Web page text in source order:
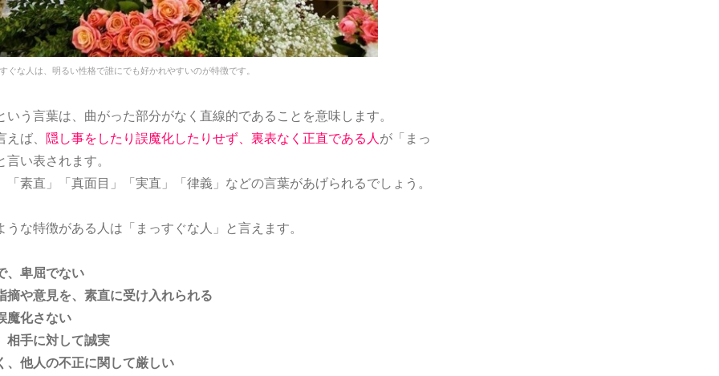
ぐな人は、明るい性格で誰にでも好かれやすいのが特徴です。
いう言葉は、曲がった部分がなく直線的であることを意味します。
ば、 隠し事をしたり誤魔化したりせず、裏表なく正直である人 が「まっ
言い表されます。
「素直」「真面目」「実直」「律義」などの言葉があげられるでしょう。
うな特徴がある人は「まっすぐな人」と言えます。
、卑屈でない
摘や意見を、素直に受け入れられる
魔化さない
相手に対して誠実
、他人の不正に関して厳しい